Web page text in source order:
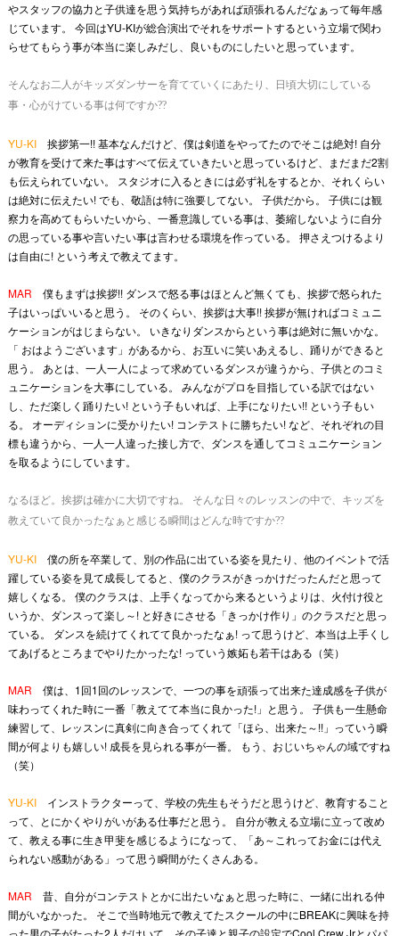
やスタッフの協力と子供達を思う気持ちがあれば頑張れるんだなぁって毎年感
じています。 今回はYU-KIが総合演出でそれをサポートするという立場で関わ
らせてもらう事が本当に楽しみだし、良いものにしたいと思っています。
そんなお二人がキッズダンサーを育てていくにあたり、日頃大切にしている
事・心がけている事は何ですか??
YU-KI挨拶第一!! 基本なんだけど、僕は剣道をやってたのでそこは絶対! 自分
が教育を受けて来た事はすべて伝えていきたいと思っているけど、まだまだ2割
も伝えられていない。 スタジオに入るときには必ず礼をするとか、それくらい
は絶対に伝えたい! でも、敬語は特に強要してない。 子供だから。 子供には観
察力を高めてもらいたいから、一番意識している事は、萎縮しないように自分
の思っている事や言いたい事は言わせる環境を作っている。 押さえつけるより
は自由に! という考えで教えてます。
MAR 僕もまずは挨拶!! ダンスで怒る事はほとんど無くても、挨拶で怒られた
子はいっぱいいると思う。 そのくらい、挨拶は大事!! 挨拶が無ければコミュニ
ケーションがはじまらない。 いきなりダンスからという事は絶対に無いかな。
「 おはようございます」があるから、お互いに笑いあえるし、踊りができると
思う。 あとは、一人一人によって求めているダンスが違うから、子供とのコミ
ュニケーションを大事にしている。 みんながプロを目指している訳ではない
し、ただ楽しく踊りたい! という子もいれば、上手になりたい!! という子もい
る。 オーディションに受かりたい! コンテストに勝ちたい! など、それぞれの目
標も違うから、一人一人違った接し方で、ダンスを通してコミュニケーション
を取るようにしています。
なるほど。挨拶は確かに大切ですね。 そんな日々のレッスンの中で、キッズを
教えていて良かったなぁと感じる瞬間はどんな時ですか??
YU-KI僕の所を卒業して、別の作品に出ている姿を見たり、他のイベントで活
躍している姿を見て成長してると、僕のクラスがきっかけだったんだと思って
嬉しくなる。 僕のクラスは、上手くなってから来るというよりは、火付け役と
いうか、ダンスって楽し～! と好きにさせる「きっかけ作り」のクラスだと思っ
ている。 ダンスを続けてくれてて良かったなぁ! って思うけど、本当は上手くし
てあげるところまでやりたかったな! っていう嫉妬も若干はある（笑）
MAR 僕は、1回1回のレッスンで、一つの事を頑張って出来た達成感を子供が
味わってくれた時に一番「教えてて本当に良かった!」と思う。 子供も一生懸命
練習して、レッスンに真剣に向き合ってくれて「ほら、出来た～!!」っていう瞬
間が何よりも嬉しい! 成長を見られる事が一番。 もう、おじいちゃんの域ですね
（笑）
YU-KIインストラクターって、学校の先生もそうだと思うけど、教育すること
って、とにかくやりがいがある仕事だと思う。 自分が教える立場に立って改め
て、教える事に生き甲斐を感じるようになって、「あ～これってお金には代え
られない感動がある」って思う瞬間がたくさんある。
MAR 昔、自分がコンテストとかに出たいなぁと思った時に、一緒に出れる仲
間がいなかった。 そこで当時地元で教えてたスクールの中にBREAKに興味を持
った男の子がたった2人だけいて、その子達と親子の設定でCool Crew Jrとパパ